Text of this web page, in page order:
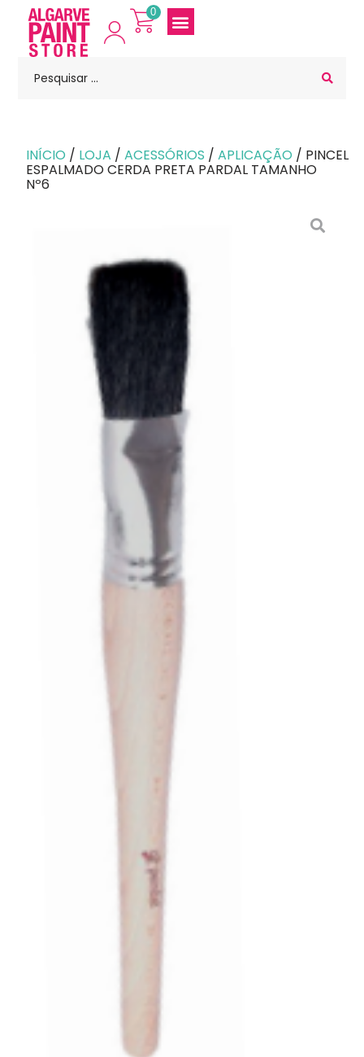
0
INÍCIO / LOJA /ACESSÓRIOS /APLICAÇÃO / PINCEL
ESPALMADO CERDA PRETA PARDAL TAMANHO
Nº6